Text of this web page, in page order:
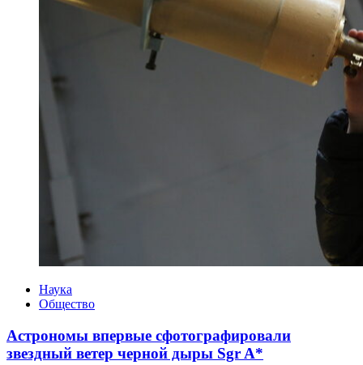
Категории
Наука
Общество
Астрономы впервые сфотографировали
звездный ветер черной дыры Sgr A*